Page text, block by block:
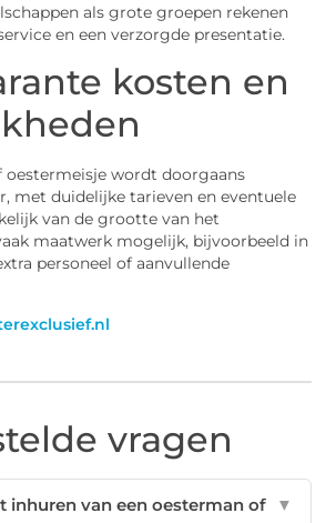
als grote groepen rekenen
en een verzorgde presentatie.
kosten en
oestermeisje wordt doorgaans
met duidelijke tarieven en eventuele
van de grootte van het
maatwerk mogelijk, bijvoorbeeld in
personeel of aanvullende
vragen
inhuren van een oesterman of
▼